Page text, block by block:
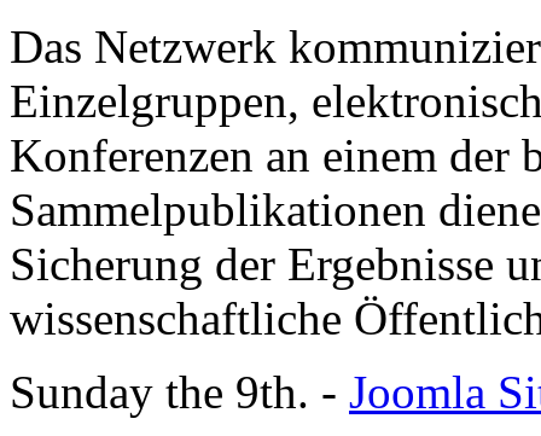
Das Netzwerk
Einzelgruppen,
Konferenzen an einem der
Sammelpublikationen
Sicherung der Ergebnisse
wissenschaftliche
Sunday the 9th. - Joomla